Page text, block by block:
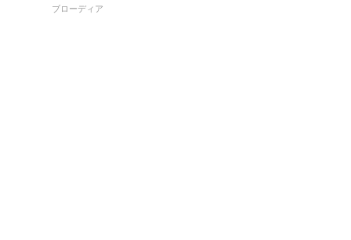
ブローディア